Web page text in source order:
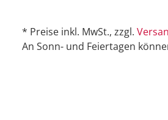
* Preise inkl. MwSt., zzgl.
An Sonn- und Feiertagen